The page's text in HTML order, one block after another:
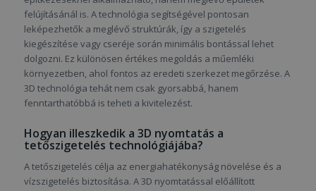
felújításánál is. A technológia segítségével pontosan
leképezhetők a meglévő struktúrák, így a szigetelés
kiegészítése vagy cseréje során minimális bontással lehet
dolgozni. Ez különösen értékes megoldás a műemléki
környezetben, ahol fontos az eredeti szerkezet megőrzése. A
3D technológia tehát nem csak gyorsabbá, hanem
fenntarthatóbbá is teheti a kivitelezést.
Hogyan illeszkedik a 3D nyomtatás a
tetőszigetelés technológiájába?
A tetőszigetelés célja az energiahatékonyság növelése és a
vízszigetelés biztosítása. A 3D nyomtatással előállított